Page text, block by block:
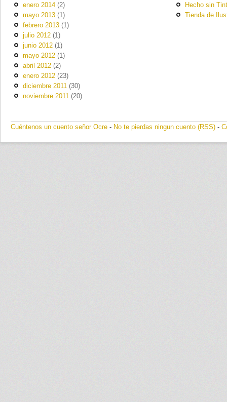
enero 2014 (2)
mayo 2013 (1)
febrero 2013 (1)
julio 2012 (1)
junio 2012 (1)
mayo 2012 (1)
abril 2012 (2)
enero 2012 (23)
diciembre 2011 (30)
noviembre 2011 (20)
Hecho sin
Tienda de
Cuéntenos un cuento señor Ocre - No te pierdas ningun cuento (RSS) -